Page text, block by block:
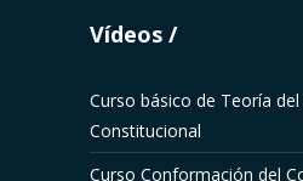
Vídeos
Curso básico de Teoría
Constitucional
Curso Conformación del